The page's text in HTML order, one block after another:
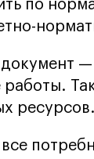
по
—
работы.
ресурсов.
все